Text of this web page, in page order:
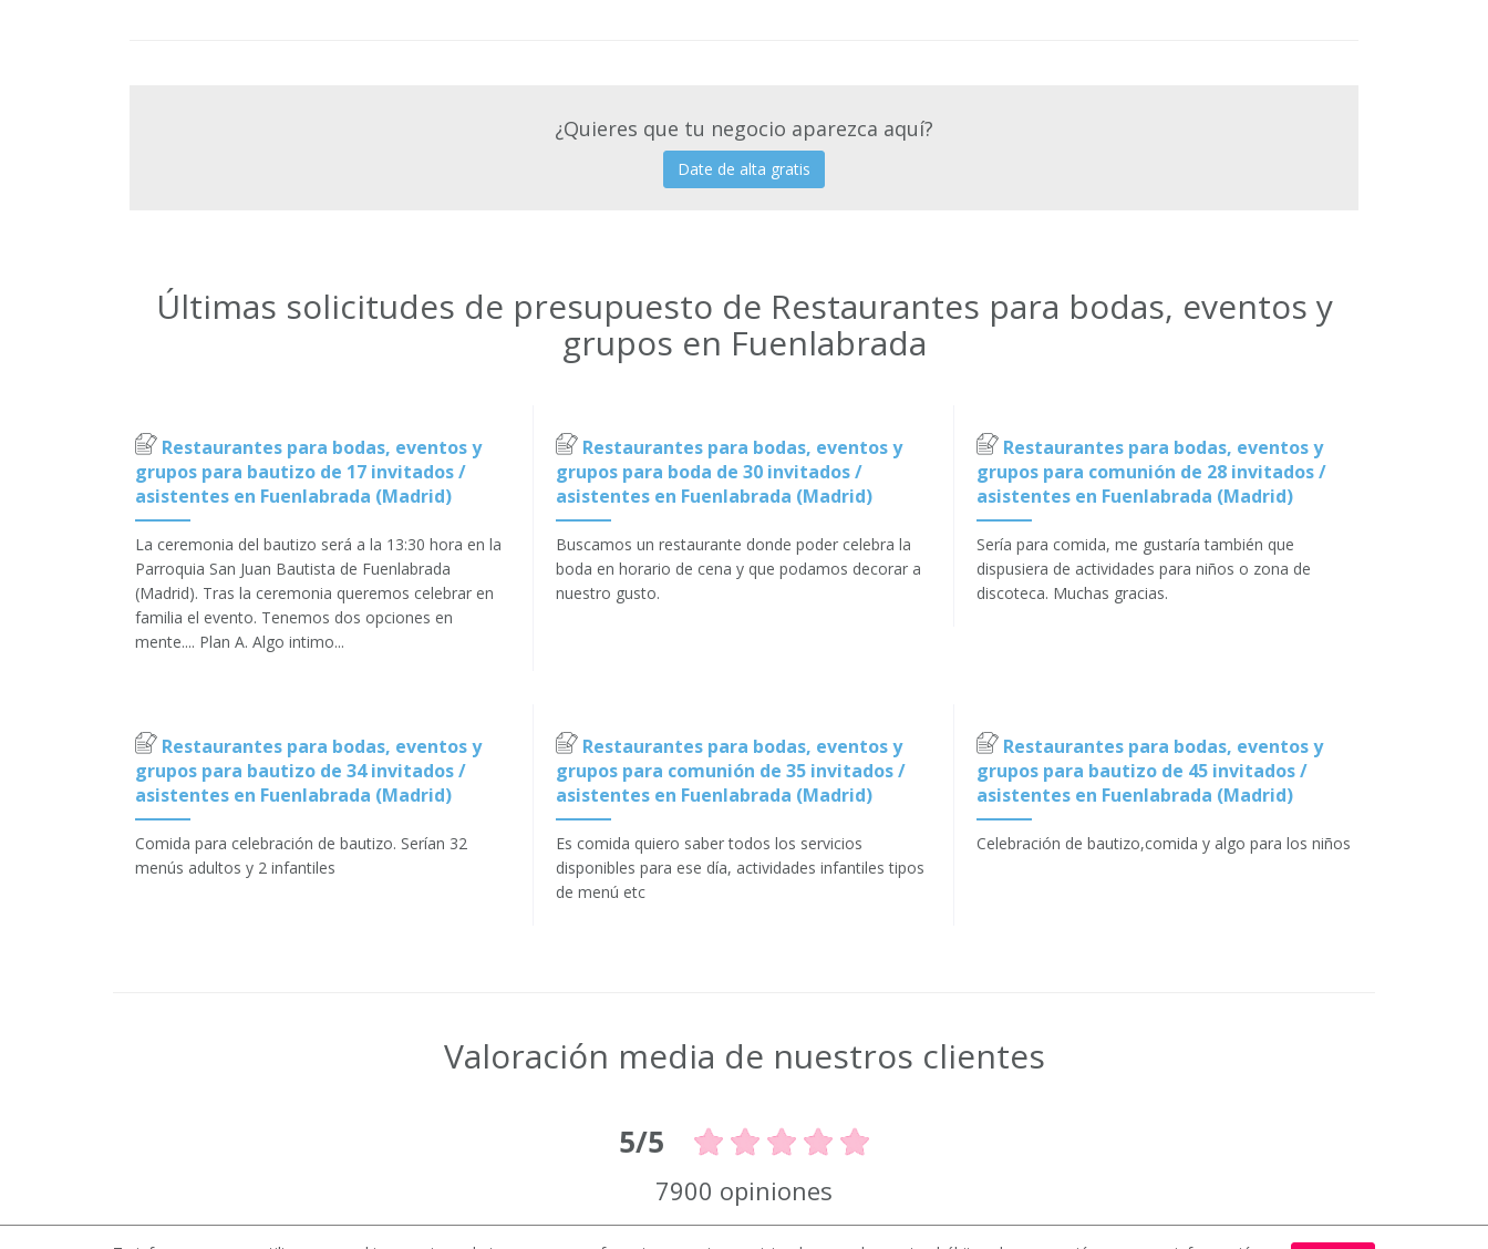
¿Quieres que tu negocio aparezca aquí?
Date de alta gratis
Últimas solicitudes de presupuesto de Restaurantes para bodas, eventos y
grupos en Fuenlabrada
Restaurantes para bodas, eventos y
grupos para bautizo de 17 invitados /
asistentes en Fuenlabrada (Madrid)
La ceremonia del bautizo será a la 13:30 hora en la
Parroquia San Juan Bautista de Fuenlabrada
(Madrid). Tras la ceremonia queremos celebrar en
familia el evento. Tenemos dos opciones en
mente.... Plan A. Algo intimo...
Restaurantes para bodas, eventos y
grupos para boda de 30 invitados /
asistentes en Fuenlabrada (Madrid)
Buscamos un restaurante donde poder celebra la
boda en horario de cena y que podamos decorar a
nuestro gusto.
Restaurantes para bodas, eventos y
grupos para comunión de 28 invitados /
asistentes en Fuenlabrada (Madrid)
Sería para comida, me gustaría también que
dispusiera de actividades para niños o zona de
discoteca. Muchas gracias.
Restaurantes para bodas, eventos y
grupos para bautizo de 34 invitados /
asistentes en Fuenlabrada (Madrid)
Comida para celebración de bautizo. Serían 32
menús adultos y 2 infantiles
Restaurantes para bodas, eventos y
grupos para comunión de 35 invitados /
asistentes en Fuenlabrada (Madrid)
Es comida quiero saber todos los servicios
disponibles para ese día, actividades infantiles tipos
de menú etc
Restaurantes para bodas, eventos y
grupos para bautizo de 45 invitados /
asistentes en Fuenlabrada (Madrid)
Celebración de bautizo,comida y algo para los niños
Valoración media de nuestros clientes
5/5
7900 opiniones